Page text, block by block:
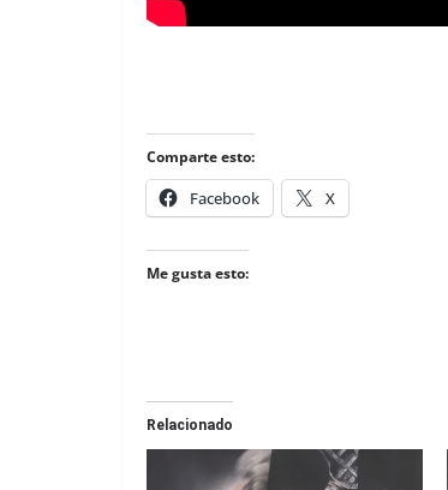
Comparte esto:
Facebook X
Me gusta esto:
Relacionado